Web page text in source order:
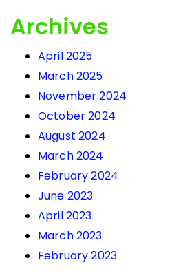
Archives
April 2025
March 2025
November 2024
October 2024
August 2024
March 2024
February 2024
June 2023
April 2023
March 2023
February 2023